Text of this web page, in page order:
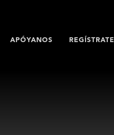
APÓYANOS REGÍSTRATE